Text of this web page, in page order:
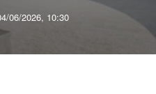
06/2026, 10:30